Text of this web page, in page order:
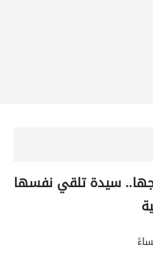
سيدة تلقي نفسها